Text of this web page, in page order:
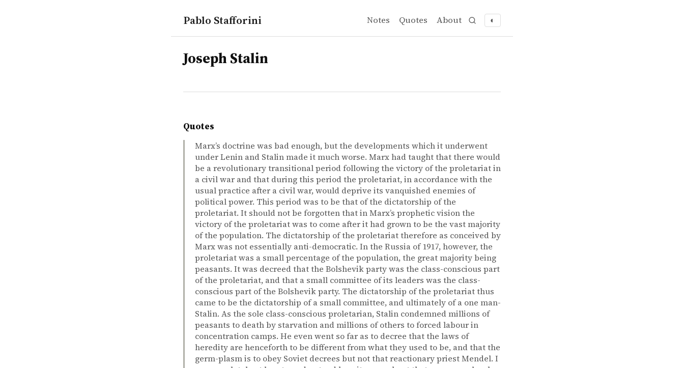
Pablo Stafforini Notes Quotes About ◐
tags
Joseph Stalin
Quotes
Marx’s doctrine was bad enough, but the developments which it underwent
under Lenin and Stalin made it much worse. Marx had taught that there would
be a revolutionary transitional period following the victory of the proletariat in
a civil war and that during this period the proletariat, in accordance with the
usual practice after a civil war, would deprive its vanquished enemies of
political power. This period was to be that of the dictatorship of the
proletariat. It should not be forgotten that in Marx’s prophetic vision the
victory of the proletariat was to come after it had grown to be the vast majority
of the population. The dictatorship of the proletariat therefore as conceived by
Marx was not essentially anti-democratic. In the Russia of 1917, however, the
proletariat was a small percentage of the population, the great majority being
peasants. It was decreed that the Bolshevik party was the class-conscious part
of the proletariat, and that a small committee of its leaders was the class-
conscious part of the Bolshevik party. The dictatorship of the proletariat thus
came to be the dictatorship of a small committee, and ultimately of a one man-
Stalin. As the sole class-conscious proletarian, Stalin condemned millions of
peasants to death by starvation and millions of others to forced labour in
concentration camps. He even went so far as to decree that the laws of
heredity are henceforth to be different from what they used to be, and that the
germ-plasm is to obey Soviet decrees but not that reactionary priest Mendel. I